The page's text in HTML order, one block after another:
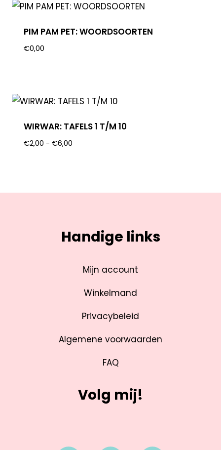
PIM PAM PET: WOORDSOORTEN
€0,00
WIRWAR: TAFELS 1 T/M 10
€2,00 - €6,00
Handige links
Mijn account
Winkelmand
Privacybeleid
Algemene voorwaarden
FAQ
Volg mij!